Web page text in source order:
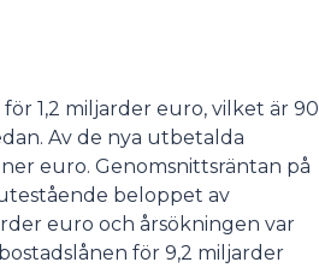
1,2 miljarder euro, vilket är 90
Av de nya utbetalda
euro. Genomsnittsräntan på
utestående beloppet av
euro och årsökningen var
för 9,2 miljarder